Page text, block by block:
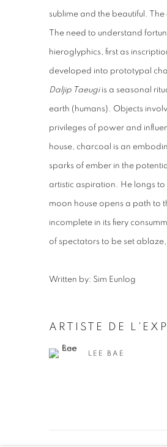
sublime and the beautiful.
The need to understand
hieroglyphics, first as
developed into prototypal
Daljip Taeugi is a seasonal
earth (humans). Objects
privileges of power and
house, charcoal is an
sparks of ember in the
artistic aspiration. He longs
moon house opens a path to
incomplete in its fiery
of spectators to be set
Written by: Sim Eunlog
ARTISTE DE
LEE BAE